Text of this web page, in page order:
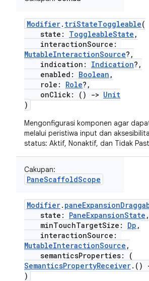
Modifier. triStateToggleable(
state: ToggleableState ,
interactionSource:
MutableInteractionSource?,
indication: Indication?,
enabled: Boolean ,
role: Role?,
onClick: ()
-> Unit
)
Mengonfigurasi komponen agar
melalui peristiwa input dan
status: Aktif, Nonaktif, dan Tidak
Cakupan:
PaneScaffoldScope
Modifier.
state: PaneExpansionState ,
minTouchTargetSize: Dp ,
interactionSource:
MutableInteractionSource ,
semanticsProperties: (
SemanticsPropertyReceiver.()
)